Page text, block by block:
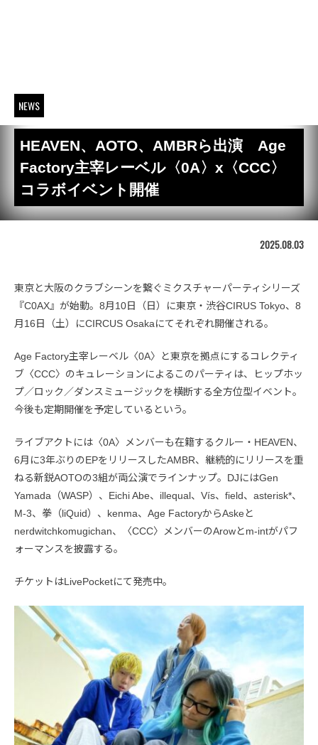
NEWS
HEAVEN、AOTO、AMBRら出演 Age
Factory主宰レーベル〈0A〉x〈CCC〉
コラボイベント開催
2025.08.03
東京と大阪のクラブシーンを繋ぐミクスチャーパーティシリーズ
『C0AX』が始動。8月10日（日）に東京・渋谷CIRUS Tokyo、8
月16日（土）にCIRCUS Osakaにてそれぞれ開催される。
Age Factory主宰レーベル〈0A〉と東京を拠点にするコレクティ
ブ〈CCC〉のキュレーションによるこのパーティは、ヒップホッ
プ／ロック／ダンスミュージックを横断する全方位型イベント。
今後も定期開催を予定しているという。
ライブアクトには〈0A〉メンバーも在籍するクルー・HEAVEN、
6月に3年ぶりのEPをリリースしたAMBR、継続的にリリースを重
ねる新鋭AOTOの3組が両公演でラインナップ。DJにはGen
Yamada（WASP）、Eichi Abe、illequal、Vís、field、asterisk*、
M-3、拳（liQuid）、kenma、Age FactoryからAskeと
nerdwitchkomugichan、〈CCC〉メンバーのArowとm-intがパフ
ォーマンスを披露する。
チケットはLivePocketにて発売中。